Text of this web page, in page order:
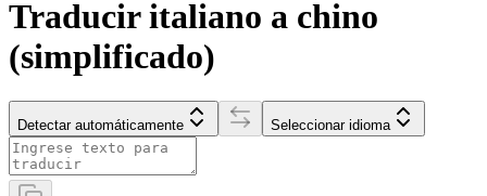
Traducir italiano a chino
(simplificado)
Detectar automáticamente Seleccionar idioma